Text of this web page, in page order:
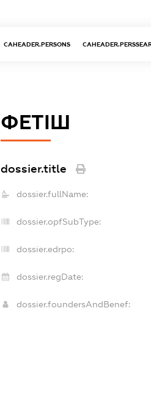
CAHEADER.PERSONS
ФЕТІШ
dossier.title
dossier.fullName:
dossier.opfSubType:
dossier.edrpo:
dossier.regDate:
dossier.foundersAndBenef: